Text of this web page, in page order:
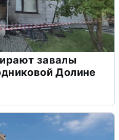
завалы
Долине